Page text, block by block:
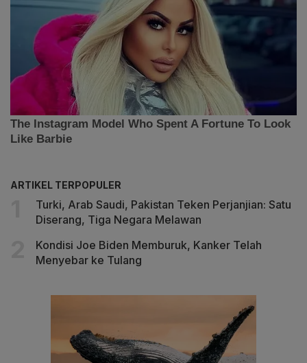
ARTIKEL TERPOPULER
Turki, Arab Saudi, Pakistan Teken Perjanjian: Satu
Diserang, Tiga Negara Melawan
Kondisi Joe Biden Memburuk, Kanker Telah
Menyebar ke Tulang